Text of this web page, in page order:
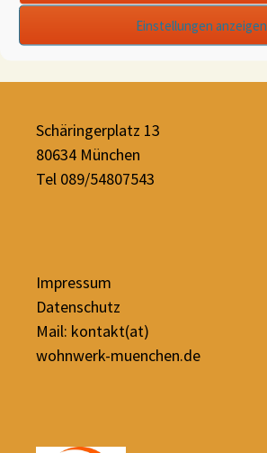
Einstellungen anzeigen
Schäringerplatz 13
80634 München
Tel 089/54807543
Impressum
Datenschutz
Mail: kontakt(at)
wohnwerk-muenchen.de